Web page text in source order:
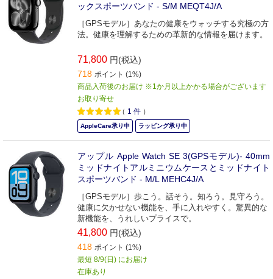
ックスポーツバンド - S/M MEQT4J/A
［GPSモデル］あなたの健康をウォッチする究極の方
法。健康を理解するための革新的な情報を届けます。
71,800 円(税込)
718 ポイント (1%)
商品入荷後のお届け ※1か月以上かかる場合がございます
お取り寄せ
（ 1 件 ）
AppleCare承り中 ラッピング承り中
アップル Apple Watch SE 3(GPSモデル)- 40mm
ミッドナイトアルミニウムケースとミッドナイト
スポーツバンド - M/L MEHC4J/A
［GPSモデル］歩こう。話そう。知ろう。見守ろう。
健康に欠かせない機能を、手に入れやすく。驚異的な
新機能を、うれしいプライスで。
41,800 円(税込)
418 ポイント (1%)
最短 8/9(日) にお届け
在庫あり